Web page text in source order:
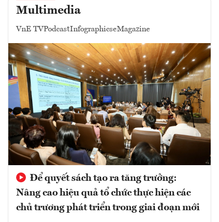
Multimedia
VnE TVPodcastInfographicseMagazine
Để quyết sách tạo ra tăng trưởng:
Nâng cao hiệu quả tổ chức thực hiện các
chủ trương phát triển trong giai đoạn mới